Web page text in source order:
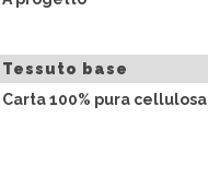
Tessuto base
Carta 100% pura cellulosa